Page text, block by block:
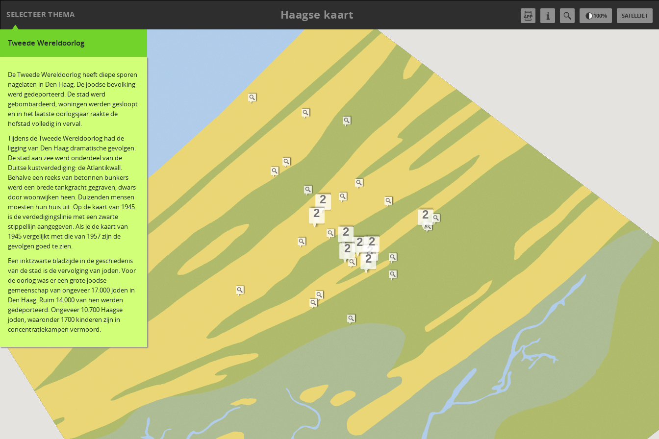
SELECTEER THEMA Haagse kaart SATELLIET
100%
Tweede Wereldoorlog
De Tweede Wereldoorlog heeft diepe sporen
nagelaten in Den Haag. De joodse bevolking
werd gedeporteerd. De stad werd
gebombardeerd, woningen werden gesloopt
en in het laatste oorlogsjaar raakte de
hofstad volledig in verval.
Tijdens de Tweede Wereldoorlog had de
ligging van Den Haag dramatische gevolgen.
De stad aan zee werd onderdeel van de
Duitse kustverdediging: de Atlantikwall.
Behalve een reeks van betonnen bunkers
werd een brede tankgracht gegraven, dwars
door woonwijken heen. Duizenden mensen
moesten hun huis uit. Op de kaart van 1945
is de verdedigingslinie met een zwarte
stippellijn aangegeven. Als je de kaart van
1945 vergelijkt met die van 1957 zijn de
gevolgen goed te zien.
Een inktzwarte bladzijde in de geschiedenis
van de stad is de vervolging van joden. Voor
de oorlog was er een grote joodse
gemeenschap van ongeveer 17.000 joden in
Den Haag. Ruim 14.000 van hen werden
gedeporteerd. Ongeveer 10.700 Haagse
joden, waaronder 1700 kinderen zijn in
concentratiekampen vermoord.
2
2
2
2
2
2
2
2
2